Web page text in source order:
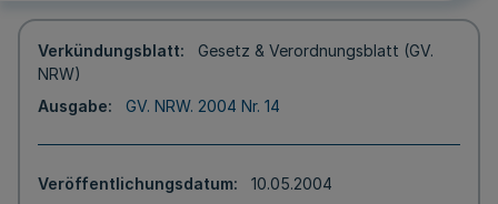
Verkündungsblatt
Gesetz & Verordnungsblatt (GV.
NRW)
Ausgabe
GV. NRW. 2004 Nr. 14
Veröffentlichungsdatum
10.05.2004